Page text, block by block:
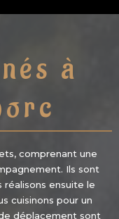
à
comprenant une
Ils sont
réalisons ensuite le
cuisinons pour un
déplacement sont